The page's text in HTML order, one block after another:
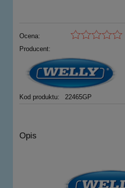
Ocena:
Producent:
Kod produktu: 22465GP
Opis